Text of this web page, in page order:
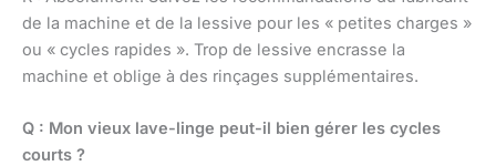
de la machine et de la lessive pour les « petites charges »
ou « cycles rapides ». Trop de lessive encrasse la
machine et oblige à des rinçages supplémentaires.
Q : Mon vieux lave-linge peut-il bien gérer les cycles
courts ?